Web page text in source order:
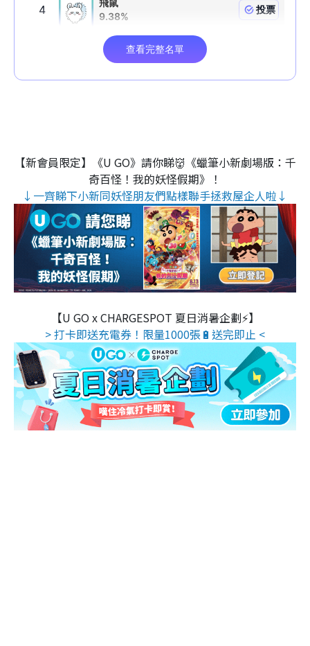
【新會員限定】《U GO》請你睇👹《蠟筆小新劇場版：千
奇百怪！我的妖怪假期》！
↓一齊睇下小新同妖怪朋友們點樣聯手拯救屋企人啦↓
【U GO x CHARGESPOT 夏日消暑企劃⚡】
> 打卡即送充電券！限量1000張🔋送完即止 <